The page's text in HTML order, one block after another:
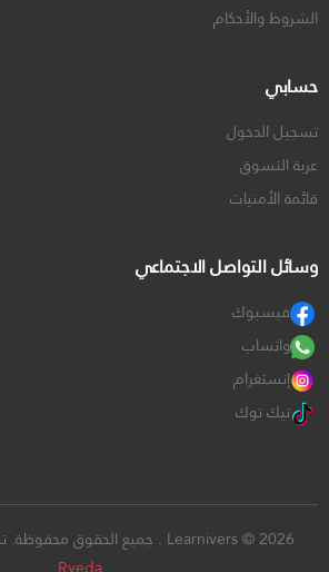
الشروط والأحكام
حسابي
تسجيل الدخول
عربة التسوق
قائمة الأمنيات
وسائل التواصل الاجتماعي
فيسبوك
واتساب
إنستغرام
تيك توك
Learnivers © 2026 . جميع الحقوق محفوظة. تم التطوير بواسطة